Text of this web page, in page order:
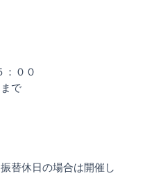
：００
で
替休日の場合は開催し